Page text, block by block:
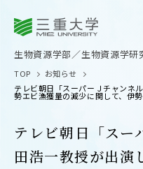
生物資源学部 生物資源学研
受験生の
TOP
お知らせ
テレビ朝日「スーパーＪチャンネ
勢エビ漁獲量の減少に関して、伊
テレビ朝日「スー
田浩一教授が出演